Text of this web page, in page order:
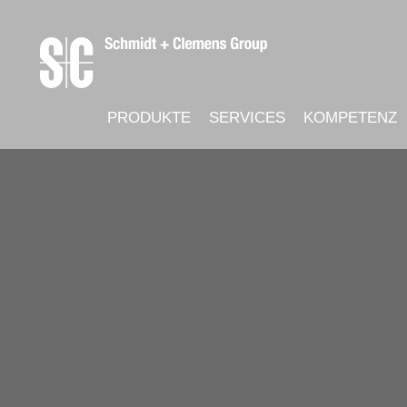
PRODUKTE SERVICES KOMPETENZ